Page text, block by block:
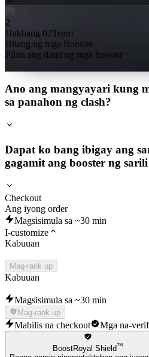
2
Hakbang 02Team
Bilang ng mga Booster
Piliin ang dami ng mga booster
Ano ang mangyayari kung
sa panahon ng clash?
Dapat ko bang ibigay ang
gagamit ang booster ng
Checkout
Ang iyong order
Magsisimula sa ~30 min
I-customize
Kabuuan
Mag-rank up
Kabuuan
Magsisimula sa ~30 min
Mag-rank up
Mabilis na checkout Mga na-
BoostRoyal Shield™